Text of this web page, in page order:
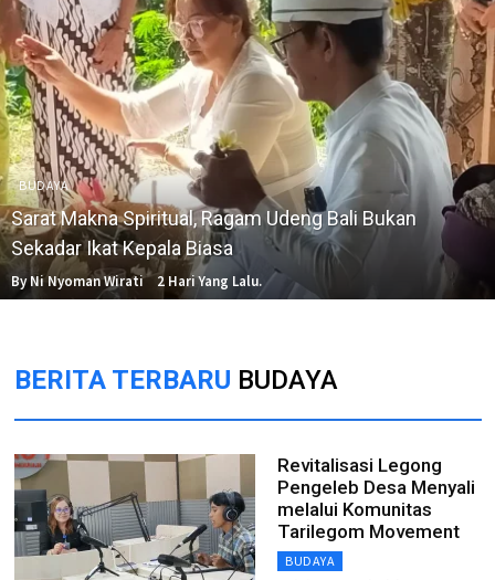
BUDAYA
Sarat Makna Spiritual, Ragam Udeng Bali Bukan
Sekadar Ikat Kepala Biasa
By Ni Nyoman Wirati 2 Hari Yang Lalu.
BERITA TERBARU BUDAYA
Revitalisasi Legong
Pengeleb Desa Menyali
melalui Komunitas
Tarilegom Movement
BUDAYA